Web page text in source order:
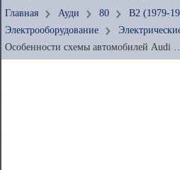
Главная Ауди 80
B2 (1979-
Электрооборудование
Особенности схемы автомобилей Audi